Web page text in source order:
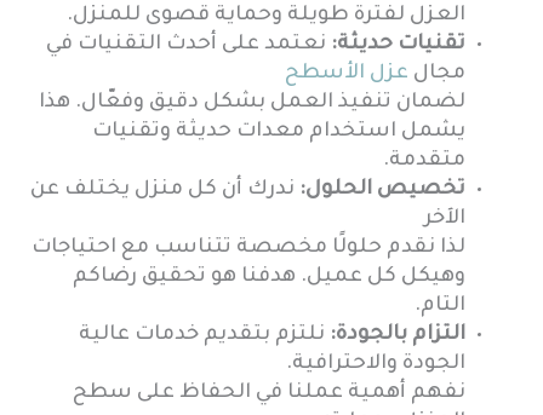
العزل لفترة طويلة وحماية قصوى للمنزل.
تقنيات حديثة: نعتمد على أحدث التقنيات في
مجال عزل الأسطح
لضمان تنفيذ العمل بشكل دقيق وفعّال. هذا
يشمل استخدام معدات حديثة وتقنيات
متقدمة.
تخصيص الحلول: ندرك أن كل منزل يختلف عن
الآخر
لذا نقدم حلولًا مخصصة تتناسب مع احتياجات
وهيكل كل عميل. هدفنا هو تحقيق رضاكم
التام.
التزام بالجودة: نلتزم بتقديم خدمات عالية
الجودة والاحترافية.
نفهم أهمية عملنا في الحفاظ على سطح